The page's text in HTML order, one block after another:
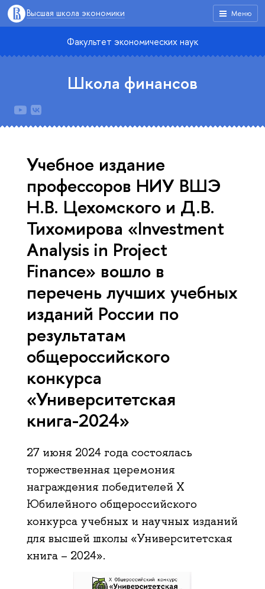
Меню
Высшая школа экономики
Факультет экономических наук
Школа финансов
Учебное издание
профессоров НИУ ВШЭ
Н.В. Цехомского и Д.В.
Тихомирова «Investment
Analysis in Project
Finance» вошло в
перечень лучших учебных
изданий России по
результатам
общероссийского
конкурса
«Университетская
книга-2024»
27 июня 2024 года состоялась
торжественная церемония
награждения победителей X
Юбилейного общероссийского
конкурса учебных и научных изданий
для высшей школы «Университетская
книга – 2024».